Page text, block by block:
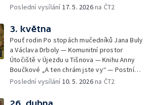
Poslední vysílání17. 5. 2026na ČT2
3. května
Pouť rodin Po stopách mučedníků Jana Buly
a Václava Drboly — Komunitní prostor
Útočiště v Újezdu u Tišnova — Knihu Anny
Boučkové „A ten chrám jste vy“ — Postní
betlém v kostele sv. Jakuba Většího v
Poslední vysílání10. 5. 2026na ČT2